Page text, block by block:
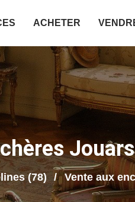
ACHETER
(78) Vente aux